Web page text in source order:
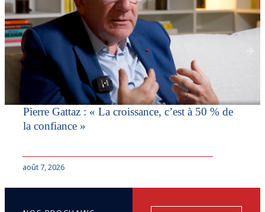
Pierre Gattaz : « La croissance, c’est à 50 % de
la confiance »
août 7, 2026